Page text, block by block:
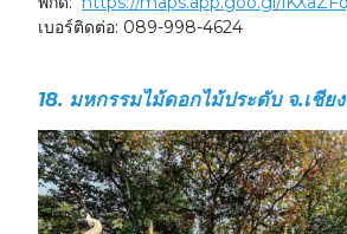
เบอร์ติดต่อ: 089-998-4624
18. มหกรรมไม้ดอกไม้ประดับ จ.เชีย